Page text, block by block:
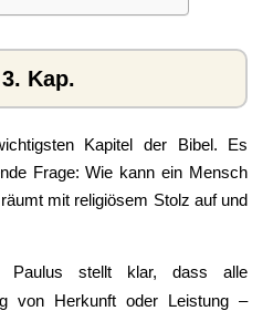
Kap.
Kapitel der Bibel. Es
Frage: Wie kann ein Mensch
mit religiösem Stolz auf und
Paulus stellt klar, dass alle
von Herkunft oder Leistung –